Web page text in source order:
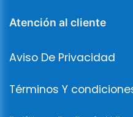
Atención al cliente
Aviso De Privacidad
Términos Y